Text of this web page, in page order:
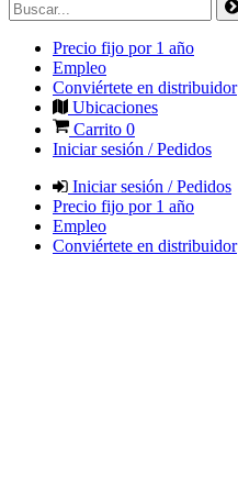
Precio fijo por 1 año
Empleo
Conviértete en distribuidor
Ubicaciones
Carrito 0
Iniciar sesión / Pedidos
Iniciar sesión / Pedidos
Precio fijo por 1 año
Empleo
Conviértete en distribuidor